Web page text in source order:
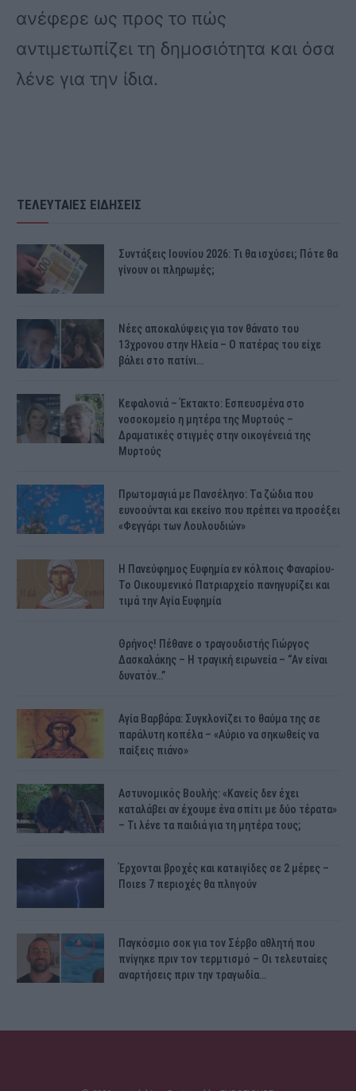
ανέφερε ως προς το πώς
αντιμετωπίζει τη δημοσιότητα και όσα
λένε για την ίδια.
ΤΕΛΕΥΤΑΙΕΣ ΕΙΔΗΣΕΙΣ
Συντάξεις Ιουνίου 2026: Τι θα ισχύσει; Πότε θα
γίνουν οι πληρωμές;
Νέες αποκαλύψεις για τον θάνατο του
13χρονου στην Ηλεία – Ο πατέρας του είχε
βάλει στο πατίνι…
Κεφαλονιά – Έκτακτο: Εσπευσμένα στο
νοσοκομείο η μητέρα της Μυρτούς –
Δραματικές στιγμές στην οικογένειά της
Μυρτούς
Πρωτομαγιά με Πανσέληνο: Τα ζώδια που
ευνοούνται και εκείνο που πρέπει να προσέξει
«Φεγγάρι των Λουλουδιών»
H Πανεύφημος Ευφημία εν κόλποις Φαναρίου-
Το Οικουμενικό Πατριαρχείο πανηγυρίζει και
τιμά την Αγία Ευφημία
Θρήνος! Πέθανε ο τραγουδιστής Γιώργος
Δασκαλάκης – Η τραγική ειρωνεία – “Αν είναι
δυνατόν…”
Αγία Βαρβάρα: Συγκλονίζει το θαύμα της σε
παράλυτη κοπέλα – «Αύριο να σηκωθείς να
παίξεις πιάνο»
Αστυνομικός Bουλής: «Κανείς δεν έχει
καταλάβει αν έχουμε ένα σπίτι με δύο τέρατα»
– Τι λένε τα παιδιά για τη μητέρα τους;
Έρχονται βροχές και κατaιγίδες σε 2 μέpες –
Ποιεs 7 πεpιοχές θα πλnγούν
Παγκόσμιο σοκ για τον Σέρβο αθλητή που
πνίγηκε πριν τον τερμτισμό – Οι τελευταίες
αναρτήσεις πριν την τραγωδία…